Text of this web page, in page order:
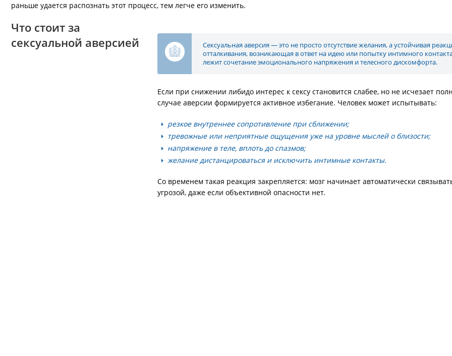
раньше удается распознать этот процесс, тем легче его изменить.
Что стоит за
сексуальной аверсией
Сексуальная аверсия — это не просто отсутствие желания, а устойчивая
отталкивания, возникающая в ответ на идею или попытку интимного
лежит сочетание эмоционального напряжения и телесного дискомфорта.
Если при снижении либидо интерес к сексу становится слабее, но не исчезает
случае аверсии формируется активное избегание. Человек может испытывать:
резкое внутреннее сопротивление при сближении;
тревожные или неприятные ощущения уже на уровне мыслей о близости;
напряжение в теле, вплоть до спазмов;
желание дистанцироваться и исключить интимные контакты.
Со временем такая реакция закрепляется: мозг начинает автоматически
угрозой, даже если объективной опасности нет.